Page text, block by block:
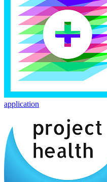
application